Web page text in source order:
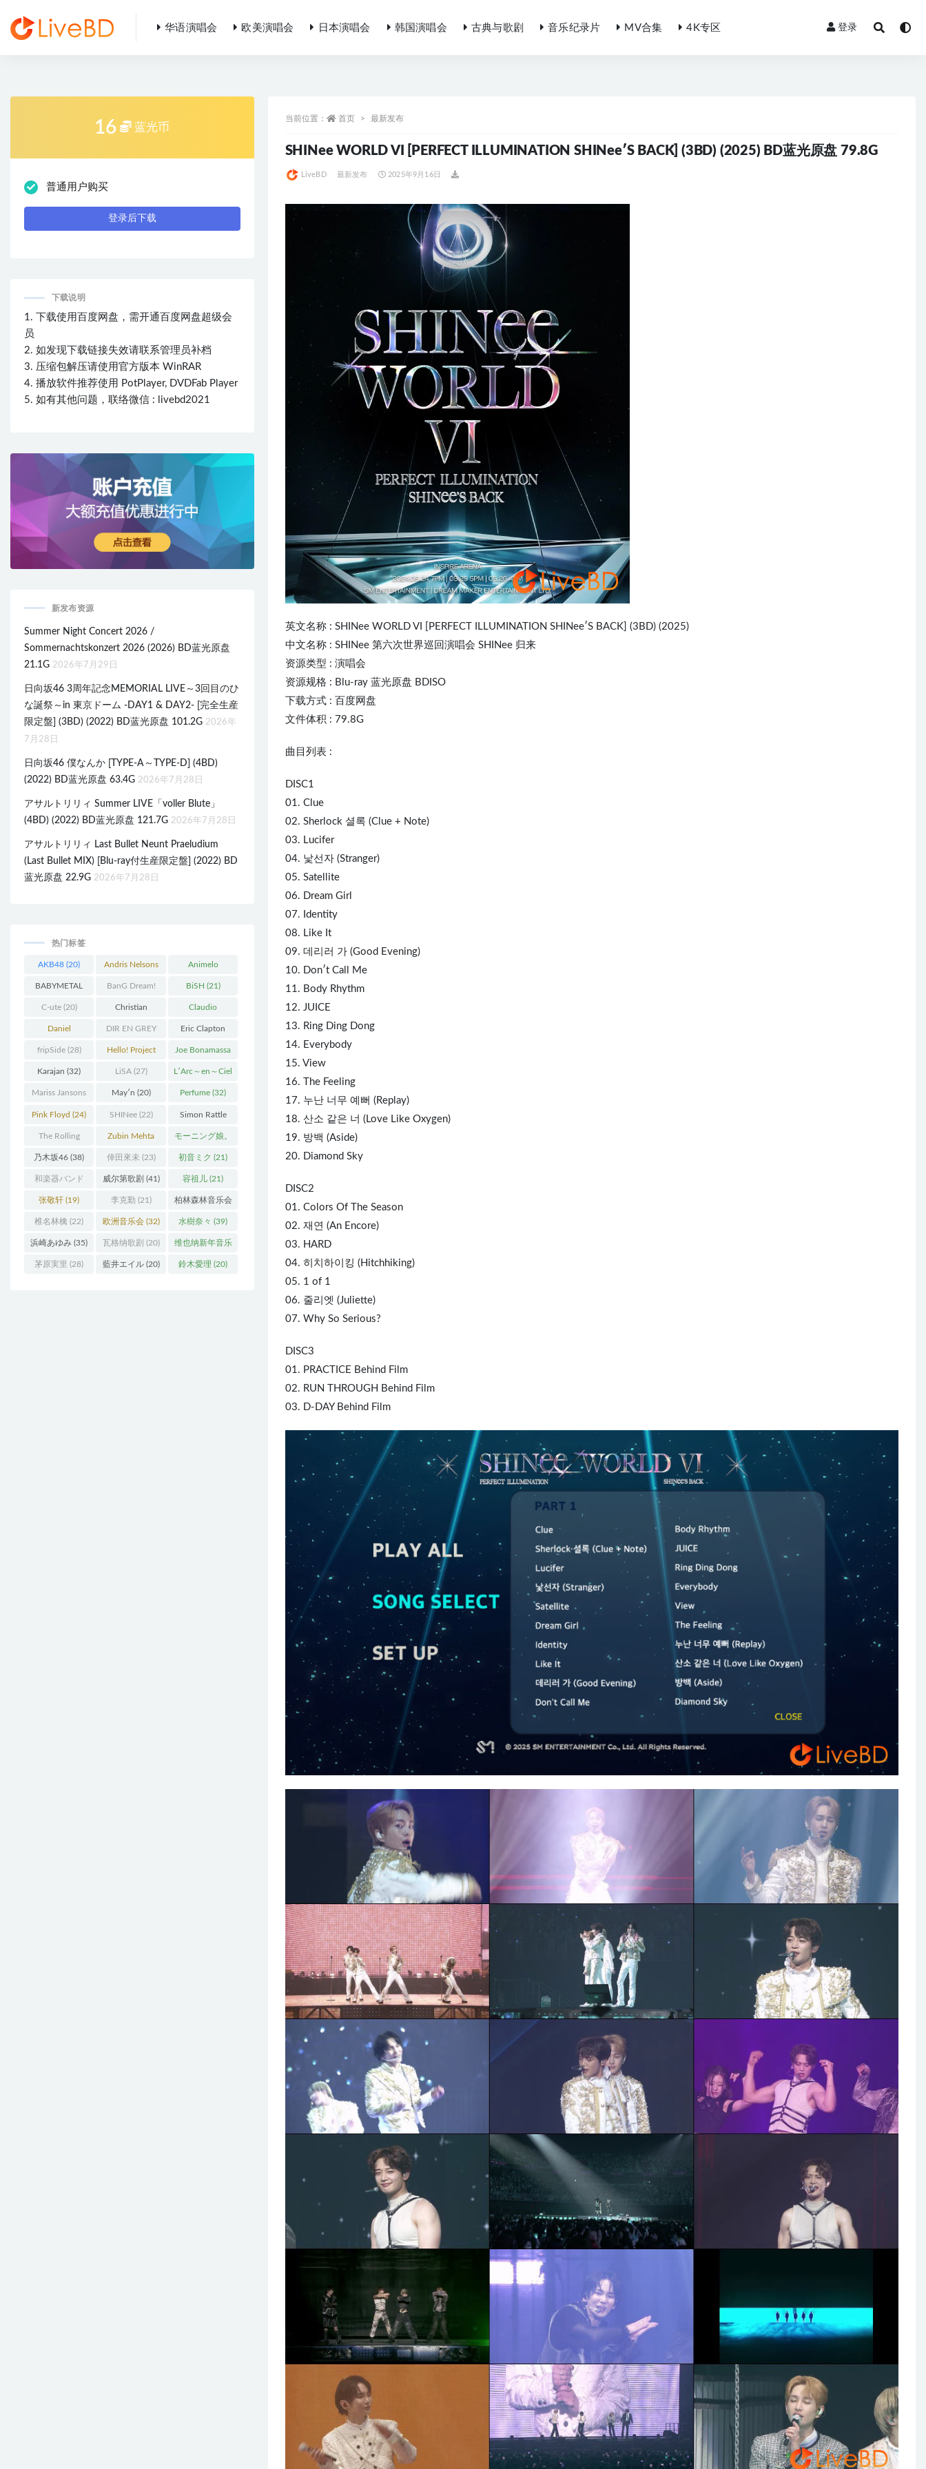
华语演唱会 欧美演唱会 日本演唱会 韩国演唱会 古典与歌剧 音乐纪录片 MV合集 4K专区 登录
当前位置： 首页 最新发布
SHINee WORLD VI [PERFECT ILLUMINATION SHINee′S BACK] (3BD) (2025) BD蓝光原盘 79.8G
LiveBD 最新发布 2025年9月16日
英文名称 : SHINeeWORLD VI [PERFECT ILLUMINATION SHINee′S BACK] (3BD) (2025)
中文名称 : SHINee 第六次世界巡回演唱会 SHINee 归来
资源类型 : 演唱会
资源规格 : Blu-ray 蓝光原盘 BDISO
下载方式 : 百度网盘
文件体积 : 79.8G
曲目列表 :
DISC1
01. Clue
02. Sherlock 셜록 (Clue + Note)
03. Lucifer
04. 낯선자 (Stranger)
05. Satellite
06. Dream Girl
07. Identity
08. Like It
09. 데리러 가 (Good Evening)
10. Don′t Call Me
11. Body Rhythm
12. JUICE
13. Ring Ding Dong
14. Everybody
15. View
16. The Feeling
17. 누난 너무 예뻐 (Replay)
18. 산소 같은 너 (Love Like Oxygen)
19. 방백 (Aside)
20. Diamond Sky
DISC2
01. Colors Of The Season
02. 재연 (An Encore)
03. HARD
04. 히치하이킹 (Hitchhiking)
05. 1 of 1
06. 줄리엣 (Juliette)
07. Why So Serious?
DISC3
01. PRACTICE Behind Film
02. RUN THROUGH Behind Film
03. D-DAY Behind Film
16 蓝光币
普通用户购买
登录后下载
下载说明
1. 下载使用百度网盘，需开通百度网盘超级会
员
2. 如发现下载链接失效请联系管理员补档
3. 压缩包解压请使用官方版本 WinRAR
4. 播放软件推荐使用 PotPlayer, DVDFab Player
5. 如有其他问题，联络微信 : livebd2021
新发布资源
Summer Night Concert 2026 /
Sommernachtskonzert 2026 (2026) BD蓝光原盘
21.1G 2026年7月29日
日向坂46 3周年記念MEMORIAL LIVE～3回目のひ
な誕祭～in 東京ドーム -DAY1 & DAY2- [完全生産
限定盤] (3BD) (2022) BD蓝光原盘 101.2G 2026年
7月28日
日向坂46 僕なんか [TYPE-A～TYPE-D] (4BD)
(2022) BD蓝光原盘 63.4G 2026年7月28日
アサルトリリィ Summer LIVE「voller Blute」
(4BD) (2022) BD蓝光原盘 121.7G 2026年7月28日
アサルトリリィ Last Bullet Neunt Praeludium
(Last Bullet MIX) [Blu-ray付生産限定盤] (2022) BD
蓝光原盘 22.9G 2026年7月28日
热门标签
AKB48 (20) Andris Nelsons
(22)
Animelo
Summer Live
(34)
BABYMETAL
(22)
BanG Dream!
(48)
BiSH (21)
C-ute(20) Christian
Thielemann(36)
Claudio
Abbado(25)
Daniel
Barenboim(37)
DIR EN GREY
(27)
Eric Clapton
(27)
fripSide(28) Hello! Project
(58)
Joe Bonamassa
(20)
Karajan (32) LiSA(27) L′Arc～en～Ciel
(41)
Mariss Jansons
(25)
May′n (20) Perfume (32)
Pink Floyd (24) SHINee(22) Simon Rattle
(43)
The Rolling
Stones(30)
Zubin Mehta
(19)
モーニング娘。
(27)
乃木坂46 (38) 倖田來未 (23) 初音ミク (21)
和楽器バンド
(25)
威尔第歌剧 (41) 容祖儿 (21)
张敬轩 (19) 李克勤 (21) 柏林森林音乐会
(22)
椎名林檎 (22) 欧洲音乐会(32) 水樹奈々 (39)
浜崎あゆみ (35) 瓦格纳歌剧 (20) 维也纳新年音乐
会(19)
茅原実里 (28) 藍井エイル(20) 鈴木愛理 (20)